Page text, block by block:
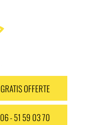
GRATIS OFFERTE
06 - 51 59 03 70